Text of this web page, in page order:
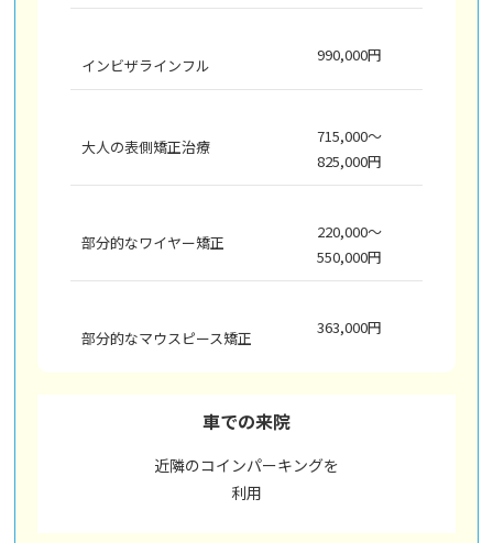
インビザラインフル
990,000円
大人の表側矯正治療
715,000～
825,000円
部分的なワイヤー矯正
220,000～
550,000円
部分的なマウスピース矯正
363,000円
車での来院
近隣のコインパーキングを
利用